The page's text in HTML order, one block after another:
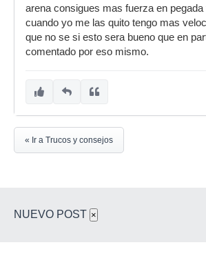
arena consigues mas fuerza en
cuando yo me las quito tengo mas
que no se si esto sera bueno que en
comentado por eso mismo.
« Ir a Trucos y consejos
NUEVO POST ×